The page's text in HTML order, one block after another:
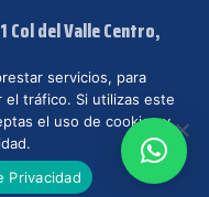
del Valle Centro,
/Aviso de Privacidad
servicios, para
el tráfico. Si utilizas este
el uso de cookies y
Privacidad